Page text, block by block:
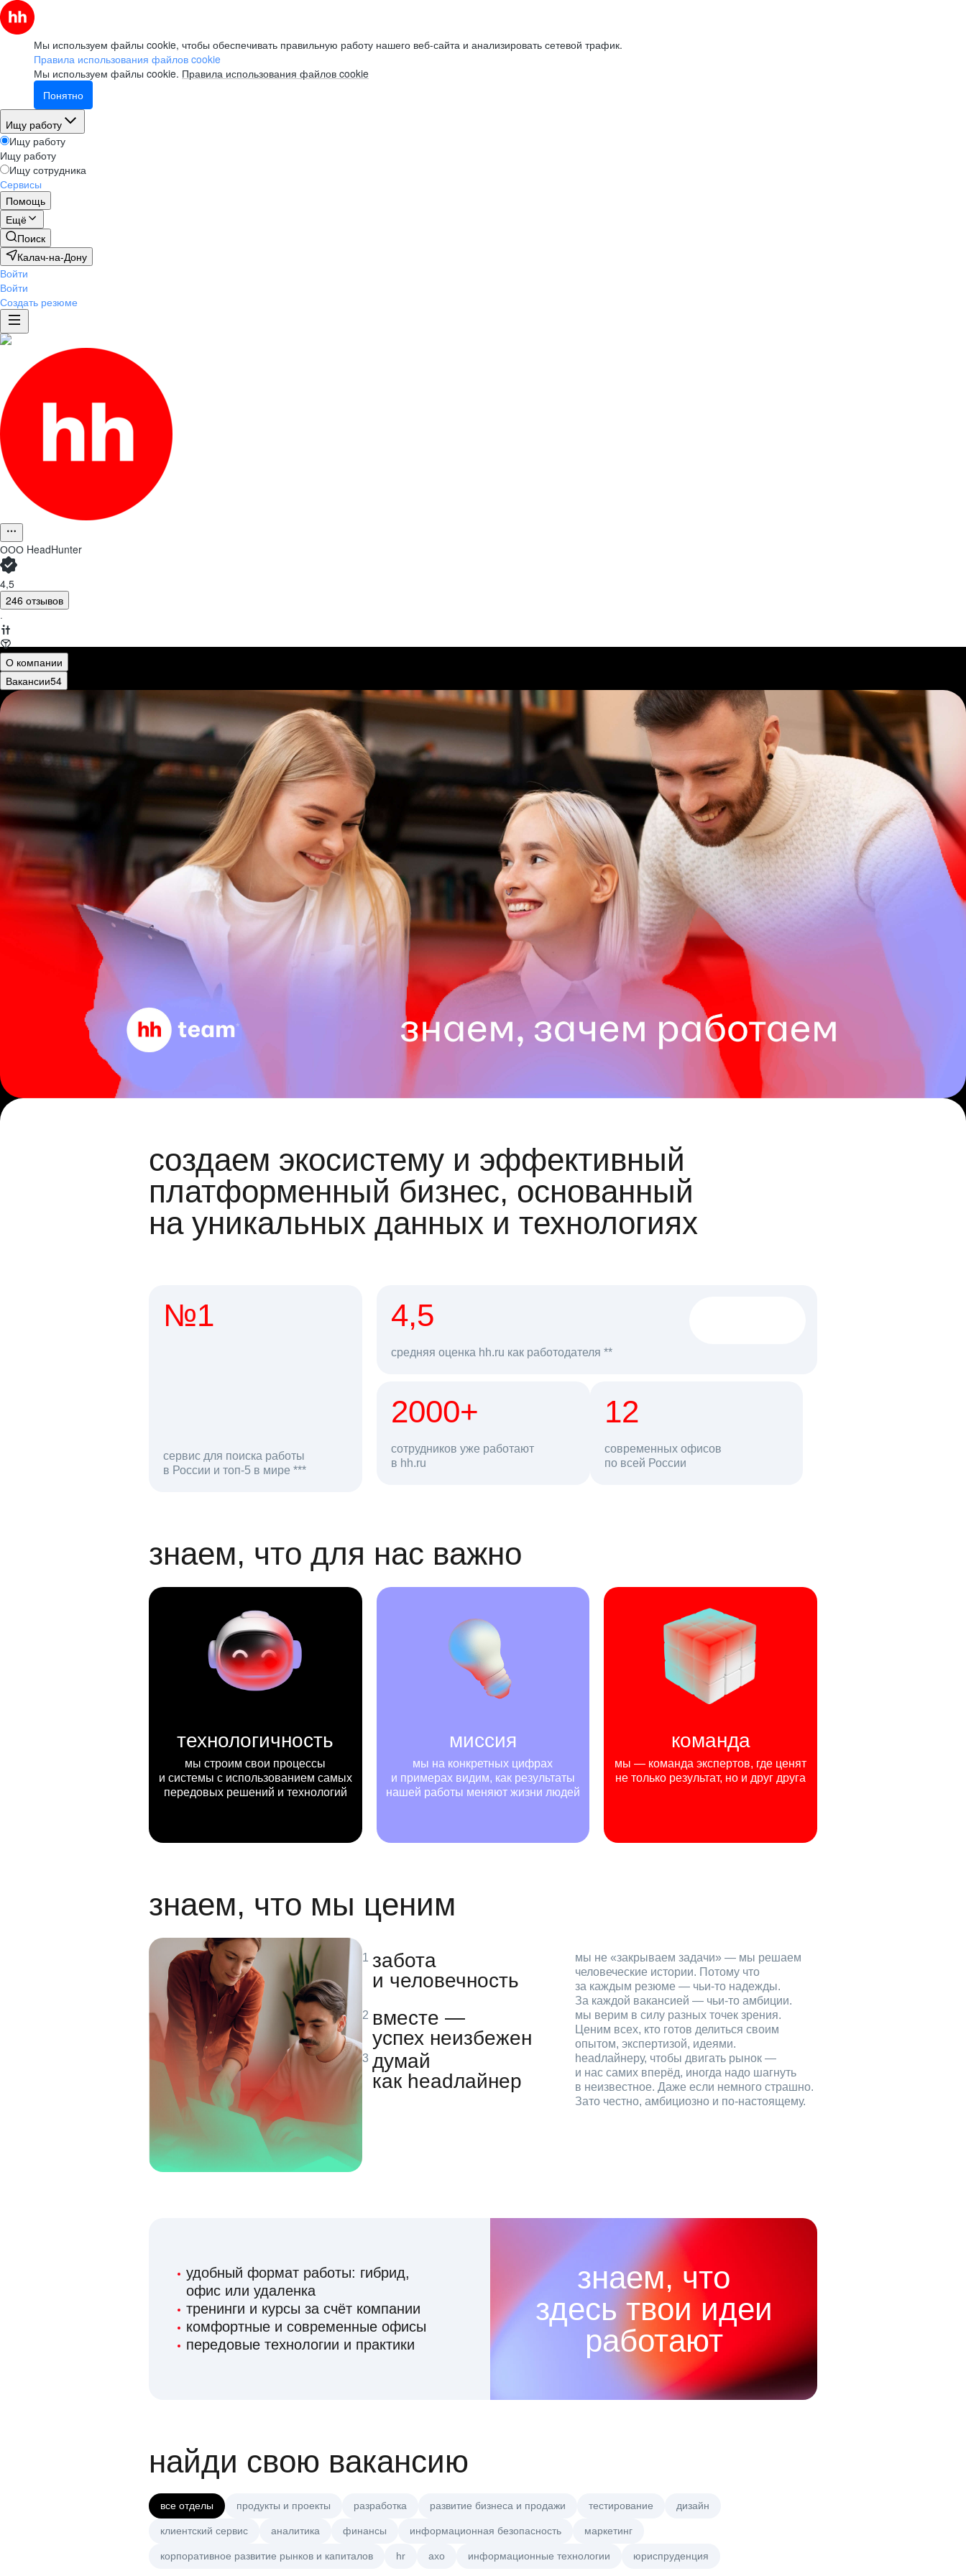
Мы используем файлы cookie, чтобы обеспечивать правильную работу нашего веб-сайта и анализировать сетевой трафик.
Правила использования файлов cookie
Мы используем файлы cookie. Правила использования файлов cookie
Понятно
Ищу работу
Ищу работу
Ищу работу
Ищу сотрудника
Сервисы
Помощь
Ещё
Поиск
Калач-на-Дону
Войти
Войти
Создать резюме
ООО HeadHunter
4,5
246 отзывов
·
О компании
Вакансии54
создаем экосистему и эффективный
платформенный бизнес, основанный
на уникальных данных и технологиях
№1
сервис для поиска работы
в России и топ-5 в мире ***
откликов на вакансии
4,5
средняя оценка hh.ru как работодателя **
2000+
сотрудников уже работают
в hh.ru
68 млн 12
современных офисов
по всей Россиипользователей в день
знаем, что для нас важно
технологичность
мы строим свои процессы
и системы с использованием самых
передовых решений и технологий
миссия
мы на конкретных цифрах
и примерах видим, как результаты
нашей работы меняют жизни людей
команда
мы — команда экспертов, где ценят
не только результат, но и друг друга
знаем, что мы ценим
забота
и человечность
мы не «закрываем задачи» — мы решаем
человеческие истории. Потому что
за каждым резюме — чьи‑то надежды.
За каждой вакансией — чьи‑то амбиции.
вместе —
успех неизбежен
мы верим в силу разных точек зрения.
Ценим всех, кто готов делиться своим
опытом, экспертизой, идеями.
думай
как headлайнер
headлайнеру, чтобы двигать рынок —
и нас самих вперёд, иногда надо шагнуть
в неизвестное. Даже если немного страшно.
Зато честно, амбициозно и по‑настоящему.
удобный формат работы: гибрид,
офис или удаленка
тренинги и курсы за счёт компании
комфортные и современные офисы
передовые технологии и практики
знаем, что
здесь твои идеи
работают
найди свою вакансию
все отделы продукты и проекты разработка развитие бизнеса и продажи тестирование дизайн
клиентский сервис аналитика финансы информационная безопасность маркетинг
корпоративное развитие рынков и капиталов hr axo информационные технологии юриспруденция